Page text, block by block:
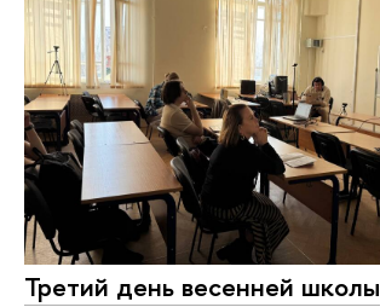
Третий день весенней школы